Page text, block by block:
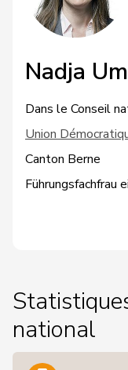
Nadja
Dans le Conseil
Union
Canton Berne
Führungsfachfrau
national